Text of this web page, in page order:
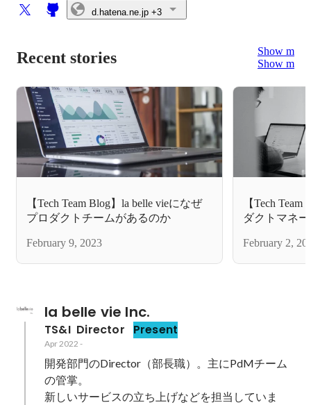
d.hatena.ne.jp +3
Recent stories
Show more
Show more
【Tech Team Blog】la belle vieになぜ
プロダクトチームがあるのか
February 9, 2023
【Tech
ダクトマネ
February 2,
la belle vie Inc.
TS&I  Director Present
Apr 2022 -
開発部門のDirector（部長職）。主にPdMチーム
の管掌。
新しいサービスの立ち上げなどを担当していま